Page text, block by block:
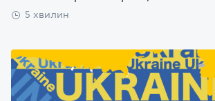
5 хвилин